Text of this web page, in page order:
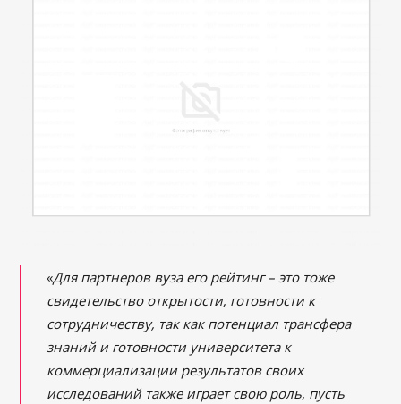
«Для партнеров вуза его рейтинг – это тоже
свидетельство открытости, готовности к
сотрудничеству, так как потенциал трансфера
знаний и готовности университета к
коммерциализации результатов своих
исследований также играет свою роль, пусть